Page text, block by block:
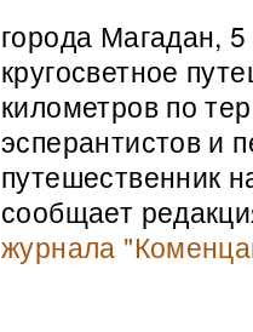
города Магадан,
кругосветное
километров по
эсперантистов и
путешественник
сообщает
журнала